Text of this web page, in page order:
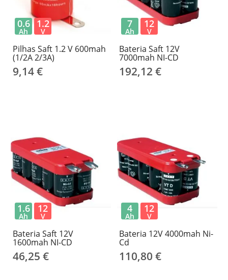
Pilhas Saft 1.2 V 600mah
(1/2A 2/3A)
9,14 €
0.6
Ah
1.2
V
Bateria Saft 12V
7000mah NI-CD
192,12 €
7
Ah
12
V
Bateria Saft 12V
1600mah NI-CD
46,25 €
1.6
Ah
12
V
Bateria 12V 4000mah Ni-
Cd
110,80 €
4
Ah
12
V